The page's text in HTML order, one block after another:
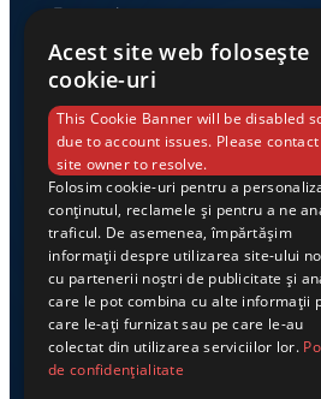
Economie
Link-uri utile
Despre noi
Casa de editură Exclusiv
Acest site web folosește
cookie-uri
This Cookie Banner will be disabled
due to account issues. Please
site owner to resolve.
Folosim cookie-uri pentru a
conținutul, reclamele și pentru a ne
traficul. De asemenea, împărtășim
informații despre utilizarea site-ului
cu partenerii noștri de publicitate și
care le pot combina cu alte informații
care le-ați furnizat sau pe care le-au
colectat din utilizarea serviciilor lor.
de confidențialitate